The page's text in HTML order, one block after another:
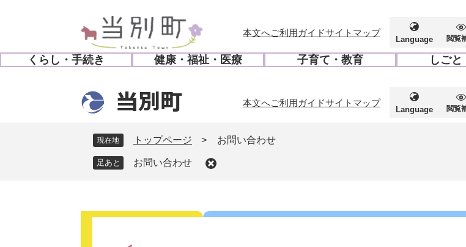
の
先
ー
を
本文へご利用ガイドサイトマップ
Language 閲覧
くらし・手続き
開
健康・福祉・医療
開
子育て・教育
開
しご
開
本文へご利用ガイドサイトマップ
Language 閲覧
現在地 トップページ > お問い合わせ
お問い合わせ